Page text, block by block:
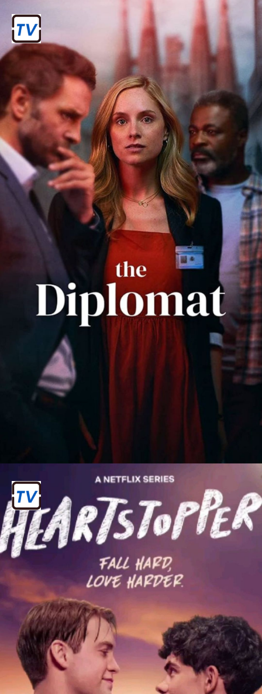
कोबरा कई - सीजन 6 (Cobra Kai
- Season 6)
यह मार्शल आर्ट-ड्रामा `Karate Kid` के फैंस
के लिए खास है। नई सीज़न में इंटरनेशनल
टूनार्मेंट और पुराने दुश्मनों की वापसी शो को और
दिलचस्प बनाती है।
दी डिप्लोमेट (The Diplomat)
एक राजनीतिक ड्रामा जिसमें तनावपूर्ण रिश्तों और
जटिल अंतरराष्ट्रीय घटनाओं पर प्रकाश डाला
गया है। इस शो की तीव्र कहानी इसे 2024 की
हिट्स में से एक बनाती है।